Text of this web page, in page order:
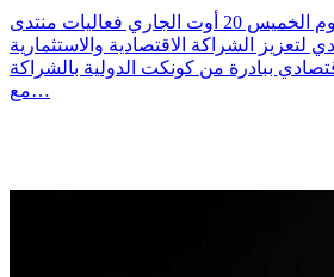
تحتضن تونس العاصمة يوم الخميس 20 أوت الجاري فعاليات منتدى
لتعزيز الشراكة الاقتصادية والاستثمارية
ببادرة من كونكت الدولية بالشراكة
مع…